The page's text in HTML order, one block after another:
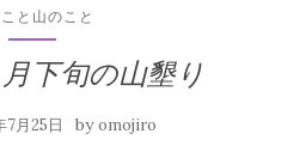
と山のこと
下旬の山墾り
7月25日 byomojiro